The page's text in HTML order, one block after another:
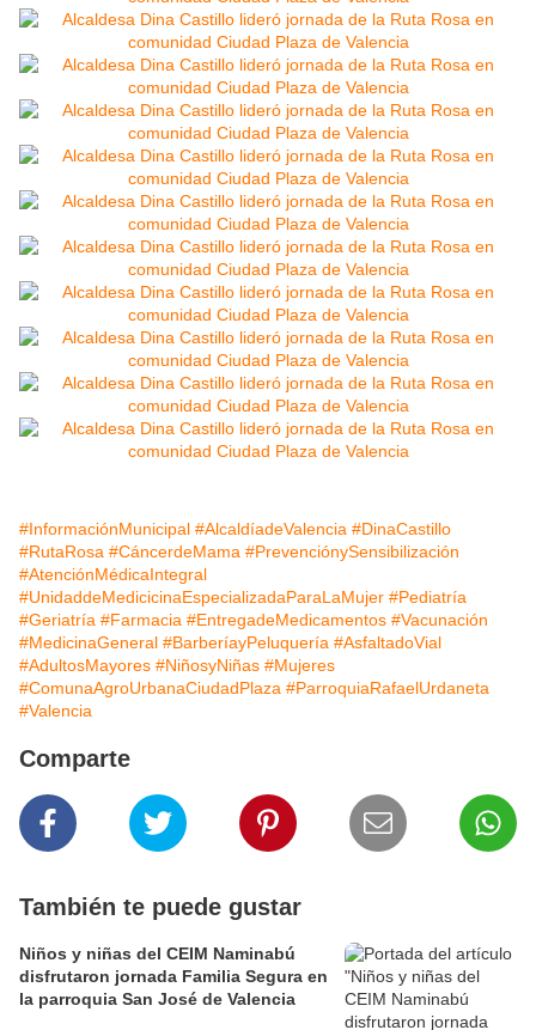
#InformaciónMunicipal #AlcaldíadeValencia #DinaCastillo
#RutaRosa #CáncerdeMama #PrevenciónySensibilización
#AtenciónMédicaIntegral
#UnidaddeMedicicinaEspecializadaParaLaMujer #Pediatría
#Geriatría #Farmacia #EntregadeMedicamentos #Vacunación
#MedicinaGeneral #BarberíayPeluquería #AsfaltadoVial
#AdultosMayores #NiñosyNiñas #Mujeres
#ComunaAgroUrbanaCiudadPlaza #ParroquiaRafaelUrdaneta
#Valencia
Comparte
También te puede gustar
Niños y niñas del CEIM Naminabú
disfrutaron jornada Familia Segura en
la parroquia San José de Valencia